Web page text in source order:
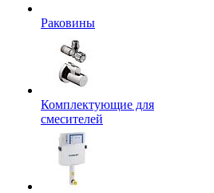
Раковины
Комплектующие для
смесителей